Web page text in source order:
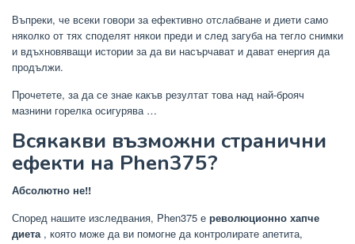
Въпреки, че всеки говори за ефективно отслабване и диети само
няколко от тях споделят някои преди и след загуба на тегло снимки
и вдъхновяващи истории за да ви насърчават и дават енергия да
продължи.
Прочетете, за да се знае какъв резултат това над най-брояч
мазнини горелка осигурява …
Всякакви възможни странични
ефекти на Phen375?
Абсолютно не!!
Според нашите изследвания, Phen375 е революционно хапче
диета , която може да ви помогне да контролирате апетита,